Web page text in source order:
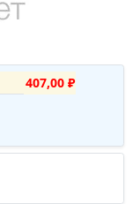
407,00 ₽